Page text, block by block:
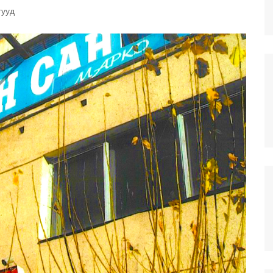
инновацийн
үйлчлэх
сангууд
Хан-Уул дүүрэг дэх
салбар номын сан
Баянзүрх дүүрэг дэх
салбар номын сан
Сонгино Хайрхан дүүрэг
дэх салбар номын сан
ЧИНГЭЛТЭЙ ДҮҮРЭГ ДЭХ
САЛБАР НОМЫН САН